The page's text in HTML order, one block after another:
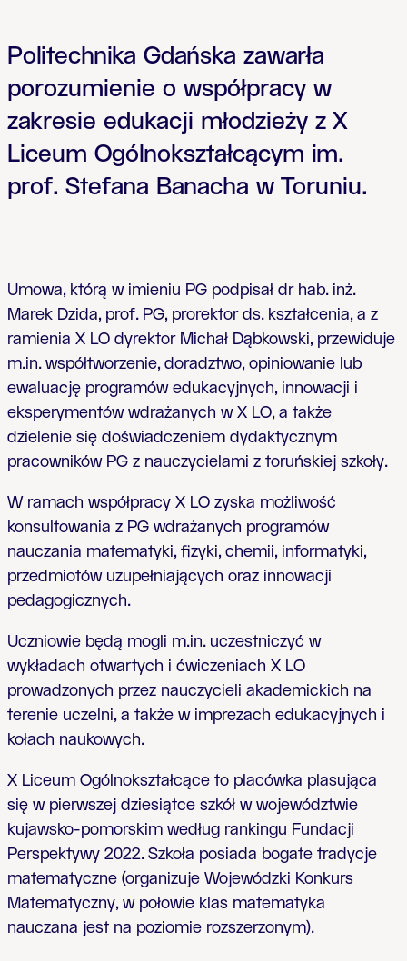
Politechnika Gdańska zawarła
porozumienie o współpracy w
zakresie edukacji młodzieży z X
Liceum Ogólnokształcącym im.
prof. Stefana Banacha w Toruniu.
Umowa, którą w imieniu PG podpisał dr hab. inż.
Marek Dzida, prof. PG, prorektor ds. kształcenia, a z
ramienia X LO dyrektor Michał Dąbkowski, przewiduje
m.in. współtworzenie, doradztwo, opiniowanie lub
ewaluację programów edukacyjnych, innowacji i
eksperymentów wdrażanych w X LO, a także
dzielenie się doświadczeniem dydaktycznym
pracowników PG z nauczycielami z toruńskiej szkoły.
W ramach współpracy X LO zyska możliwość
konsultowania z PG wdrażanych programów
nauczania matematyki, fizyki, chemii, informatyki,
przedmiotów uzupełniających oraz innowacji
pedagogicznych.
Uczniowie będą mogli m.in. uczestniczyć w
wykładach otwartych i ćwiczeniach X LO
prowadzonych przez nauczycieli akademickich na
terenie uczelni, a także w imprezach edukacyjnych i
kołach naukowych.
X Liceum Ogólnokształcące to placówka plasująca
się w pierwszej dziesiątce szkół w województwie
kujawsko-pomorskim według rankingu Fundacji
Perspektywy 2022. Szkoła posiada bogate tradycje
matematyczne (organizuje Wojewódzki Konkurs
Matematyczny, w połowie klas matematyka
nauczana jest na poziomie rozszerzonym).